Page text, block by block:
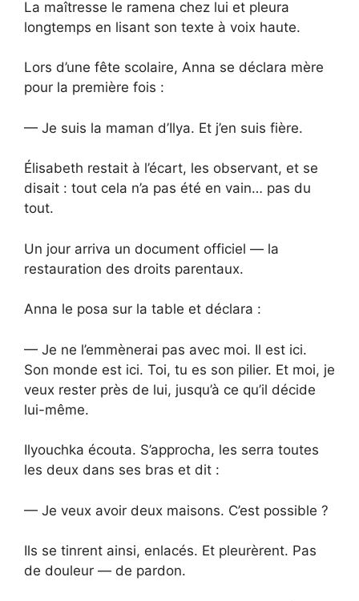
La maîtresse le ramena chez lui et pleura
longtemps en lisant son texte à voix haute.
Lors d’une fête scolaire, Anna se déclara mère
pour la première fois :
— Je suis la maman d’Ilya. Et j’en suis fière.
Élisabeth restait à l’écart, les observant, et se
disait : tout cela n’a pas été en vain… pas du
tout.
Un jour arriva un document officiel — la
restauration des droits parentaux.
Anna le posa sur la table et déclara :
— Je ne l’emmènerai pas avec moi. Il est ici.
Son monde est ici. Toi, tu es son pilier. Et moi, je
veux rester près de lui, jusqu’à ce qu’il décide
lui-même.
Ilyouchka écouta. S’approcha, les serra toutes
les deux dans ses bras et dit :
— Je veux avoir deux maisons. C’est possible ?
Ils se tinrent ainsi, enlacés. Et pleurèrent. Pas
de douleur — de pardon.